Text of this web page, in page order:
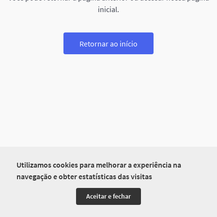
Utilizamos cookies para melhorar a experiência na
navegação e obter estatísticas das visitas
Aceitar e fechar
inicial.
Retornar ao início